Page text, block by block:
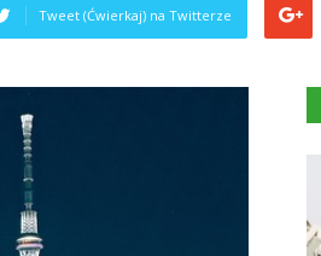
Tweet (Ćwierkaj) na Twitterze